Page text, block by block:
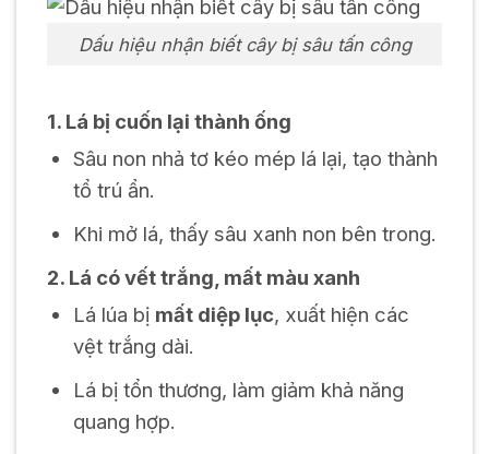
Dấu hiệu nhận biết cây bị sâu tấn công
1. Lá bị cuốn lại thành ống
Sâu non nhả tơ kéo mép lá lại, tạo thành
tổ trú ẩn.
Khi mở lá, thấy sâu xanh non bên trong.
2. Lá có vết trắng, mất màu xanh
Lá lúa bị mất diệp lục, xuất hiện các
vệt trắng dài.
Lá bị tổn thương, làm giảm khả năng
quang hợp.